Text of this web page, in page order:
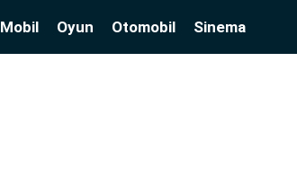
Mobil Oyun Otomobil Sinema